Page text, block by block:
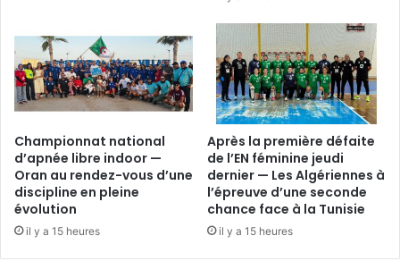
Championnat national
d’apnée libre indoor —
Oran au rendez-vous d’une
discipline en pleine
évolution
il y a 15 heures
Après la première défaite
de l’EN féminine jeudi
dernier — Les Algériennes à
l’épreuve d’une seconde
chance face à la Tunisie
il y a 15 heures